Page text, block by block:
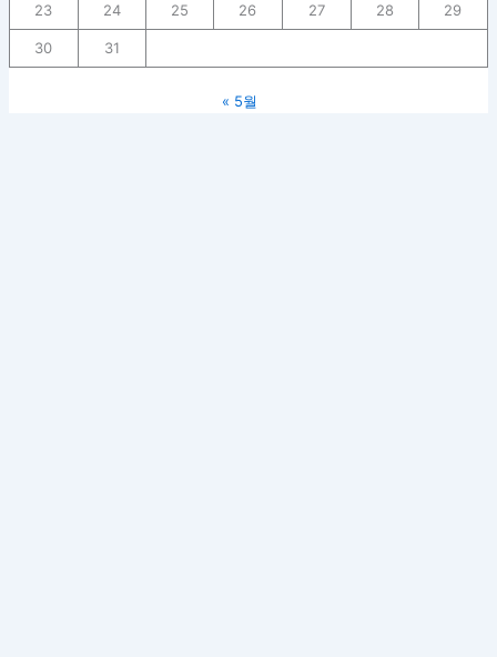
23 24 25 26 27 28 29
30 31
« 5월